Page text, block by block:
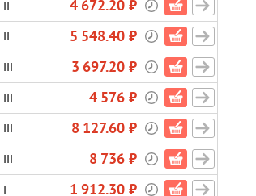
II 4 672.20 ₽
II 5 548.40 ₽
III 3 697.20 ₽
III 4 576 ₽
III 8 127.60 ₽
III 8 736 ₽
I 1 912.30 ₽